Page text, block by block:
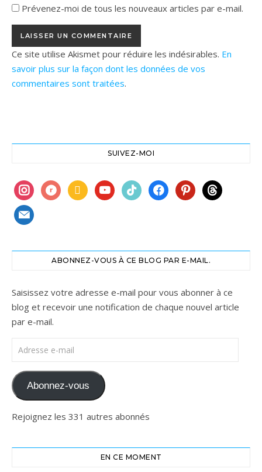
Prévenez-moi de tous les nouveaux articles par e-mail.
Ce site utilise Akismet pour réduire les indésirables. En
savoir plus sur la façon dont les données de vos
commentaires sont traitées.
SUIVEZ-MOI
instagram
ravelrybook youtubetiktokfacebookpinterest
threads
mail
ABONNEZ-VOUS À CE BLOG PAR E-MAIL.
Saisissez votre adresse e-mail pour vous abonner à ce
blog et recevoir une notification de chaque nouvel article
par e-mail.
Adresse e-mail
Abonnez-vous
Rejoignez les 331 autres abonnés
EN CE MOMENT